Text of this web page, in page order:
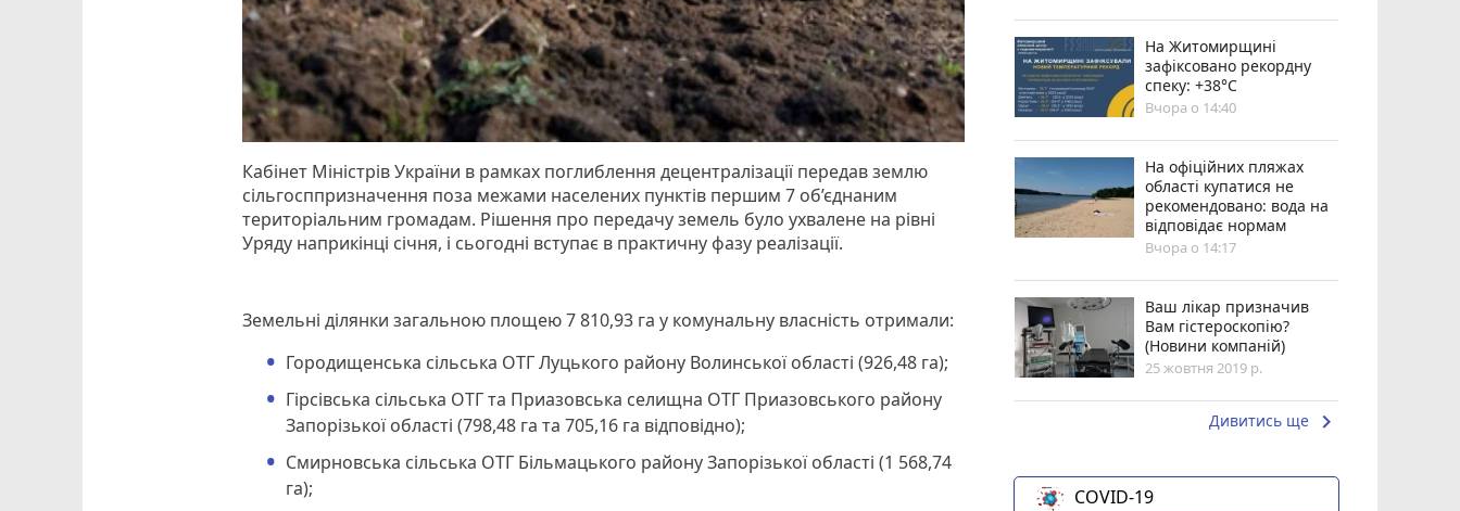
Кабінет Міністрів України в рамках поглиблення децентралізації передав землю
сільгосппризначення поза межами населених пунктів першим 7 об’єднаним
територіальним громадам. Рішення про передачу земель було ухвалене на рівні
Уряду наприкінці січня, і сьогодні вступає в практичну фазу реалізації.
Земельні ділянки загальною площею 7 810,93 га у комунальну власність отримали:
Городищенська сільська ОТГ Луцького району Волинської області (926,48 га);
Гірсівська сільська ОТГ та Приазовська селищна ОТГ Приазовського району
Запорізької області (798,48 га та 705,16 га відповідно);
Смирновська сільська ОТГ Більмацького району Запорізької області (1 568,74
га);
Н️а Житомирщині
зафіксовано рекордну
спеку: +38°C
Вчора о 14:40
На офіційних пляжах
області купатися не
рекомендовано: вода на
відповідає нормам
Вчора о 14:17
Ваш лікар призначив
Вам гістероскопію?
(Новини компаній)
25 жовтня 2019 р.
Дивитись ще keyboard_arrow_right
COVID-19